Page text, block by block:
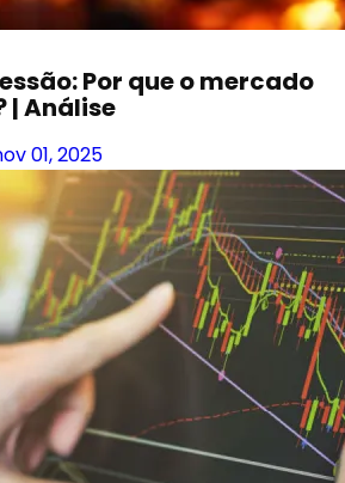
Por que o mercado
| Análise
01, 2025